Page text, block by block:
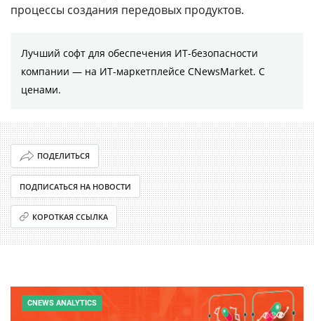
процессы создания передовых продуктов.
Лучший софт для обеспечения ИТ-безопасности
компании ― на ИТ-маркетплейсе CNewsMarket. С
ценами.
ПОДЕЛИТЬСЯ
ПОДПИСАТЬСЯ НА НОВОСТИ
КОРОТКАЯ ССЫЛКА
CNEWS ANALYTICS